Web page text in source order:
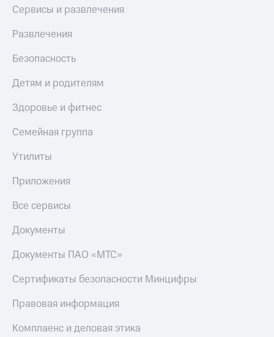
С картой
Деньги
Накопления
Откладывайте
деньги
и получайте
доход 15%
Платежи
и
номер
автоплатежа
Пополнить
другого
интернета
Обзоры
до 40%
покупке
МТС
Сервисы и развлечения
Развлечения
Безопасность
Детям и родителям
Здоровье и фитнес
Семейная группа
Утилиты
Приложения
Все сервисы
Документы
Документы ПАО «МТС»
Сертификаты безопасности Минцифры
Правовая информация
Комплаенс и деловая этика